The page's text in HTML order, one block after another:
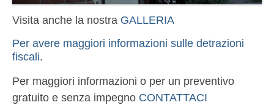
Visita anche la nostra GALLERIA
Per avere maggiori informazioni sulle detrazioni
fiscali.
Per maggiori informazioni o per un preventivo
gratuito e senza impegno CONTATTACI